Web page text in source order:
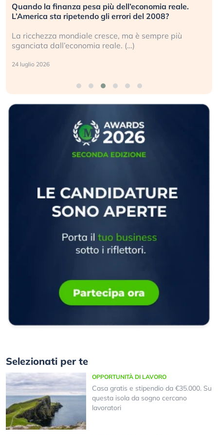
Quando la finanza pesa più dell’economia reale.
L’America sta ripetendo gli errori del 2008?
La ricchezza mondiale cresce, ma è sempre più
sganciata dall’economia reale. (…)
24 luglio 2026
Selezionati per te
OPPORTUNITÀ DI LAVORO
Casa gratis e stipendio da €35.000. Su
questa isola da sogno cercano
lavoratori